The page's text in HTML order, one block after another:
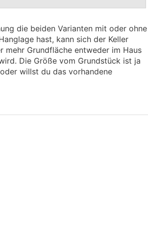
die beiden Varianten mit oder ohne
hast, kann sich der Keller
mehr Grundfläche entweder im Haus
Die Größe vom Grundstück ist ja
willst du das vorhandene